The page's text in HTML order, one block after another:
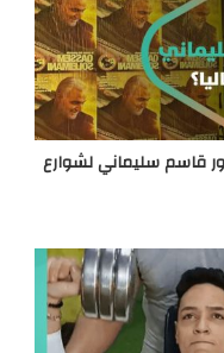
قاسم سليماني لشوارع